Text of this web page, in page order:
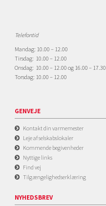
Telefontid
Mandag: 10.00 – 12.00
Tirsdag: 10.00 – 12.00
Onsdag: 10.00 – 12.00 og 16.00 – 17.30
Torsdag: 10.00 – 12.00
GENVEJE
Kontakt din varmemester
Leje af selskabslokaler
Kommende begivenheder
Nyttige links
Find vej
Tilgængelighedserklæring
NYHEDSBREV